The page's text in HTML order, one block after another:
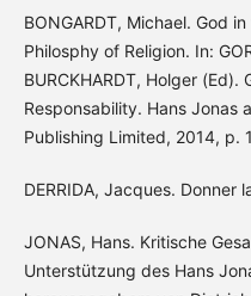
BONGARDT, Michael. God
Philosphy of Religion. In:
BURCKHARDT, Holger (Ed).
Responsability. Hans Jonas
Publishing Limited, 2014, p.
DERRIDA, Jacques. Donner
JONAS, Hans. Kritische
Unterstützung des Hans